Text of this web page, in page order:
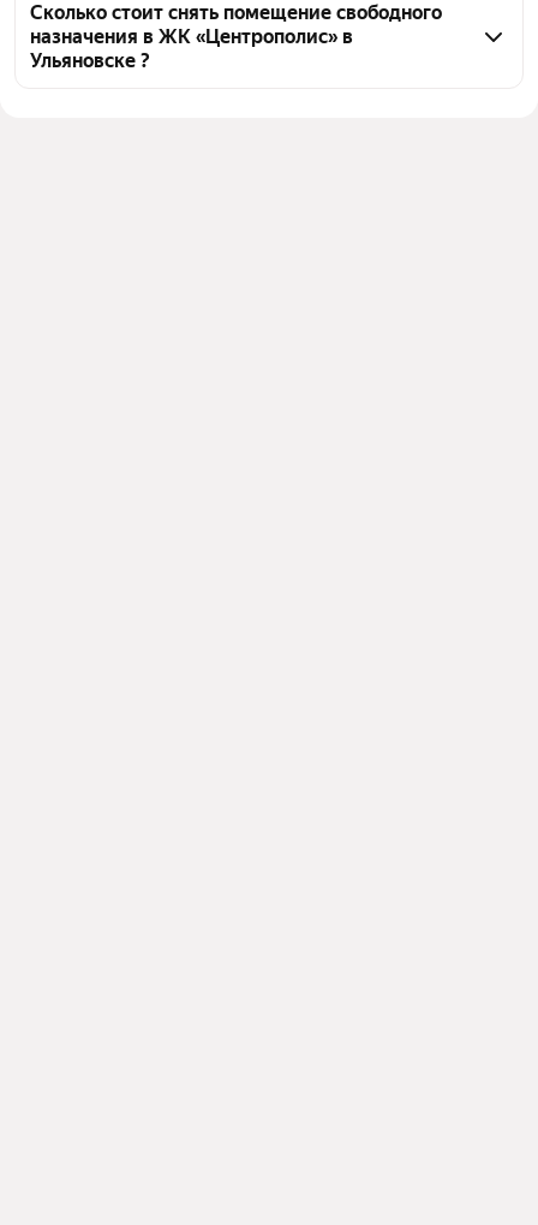
ЖК «Центрополис», воспользуйтесь удобными
фильтрами и сортировкой для выбора среди
предложений в выбранном районе
Сколько стоит снять помещение свободного
назначения в ЖК «Центрополис» в
Ульяновске ?